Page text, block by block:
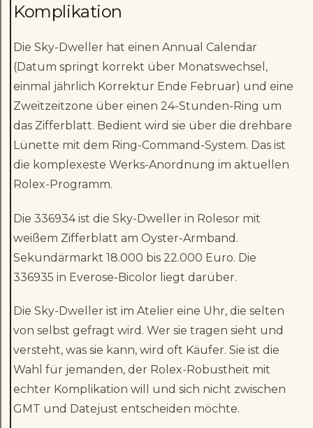
Komplikation
Die Sky-Dweller hat einen Annual Calendar
(Datum springt korrekt über Monatswechsel,
einmal jährlich Korrektur Ende Februar) und eine
Zweitzeitzone über einen 24-Stunden-Ring um
das Zifferblatt. Bedient wird sie über die drehbare
Lünette mit dem Ring-Command-System. Das ist
die komplexeste Werks-Anordnung im aktuellen
Rolex-Programm.
Die 336934 ist die Sky-Dweller in Rolesor mit
weißem Zifferblatt am Oyster-Armband.
Sekundärmarkt 18.000 bis 22.000 Euro. Die
336935 in Everose-Bicolor liegt darüber.
Die Sky-Dweller ist im Atelier eine Uhr, die selten
von selbst gefragt wird. Wer sie tragen sieht und
versteht, was sie kann, wird oft Käufer. Sie ist die
Wahl für jemanden, der Rolex-Robustheit mit
echter Komplikation will und sich nicht zwischen
GMT und Datejust entscheiden möchte.